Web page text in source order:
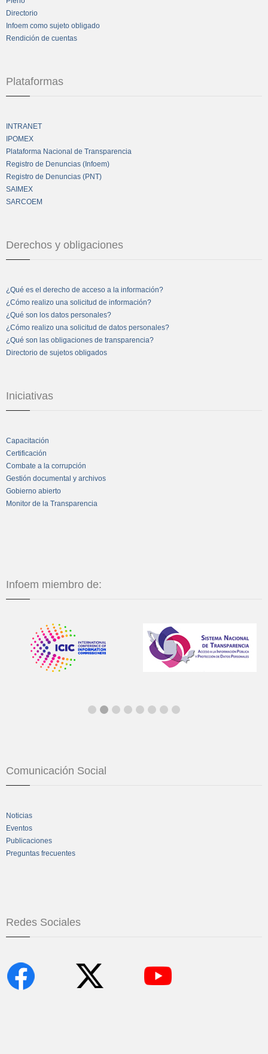
Directorio
Infoem como sujeto obligado
Rendición de cuentas
Plataformas
INTRANET
IPOMEX
Plataforma Nacional de Transparencia
Registro de Denuncias (Infoem)
Registro de Denuncias (PNT)
SAIMEX
SARCOEM
Derechos y obligaciones
¿Qué es el derecho de acceso a la información?
¿Cómo realizo una solicitud de información?
¿Qué son los datos personales?
¿Cómo realizo una solicitud de datos personales?
¿Qué son las obligaciones de transparencia?
Directorio de sujetos obligados
Iniciativas
Capacitación
Certificación
Combate a la corrupción
Gestión documental y archivos
Gobierno abierto
Monitor de la Transparencia
Infoem miembro de:
Comunicación Social
Noticias
Eventos
Publicaciones
Preguntas frecuentes
Redes Sociales